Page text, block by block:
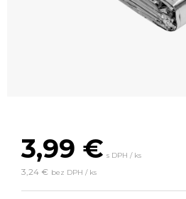
3,99 € s DPH / ks
3,24 € bez DPH / ks